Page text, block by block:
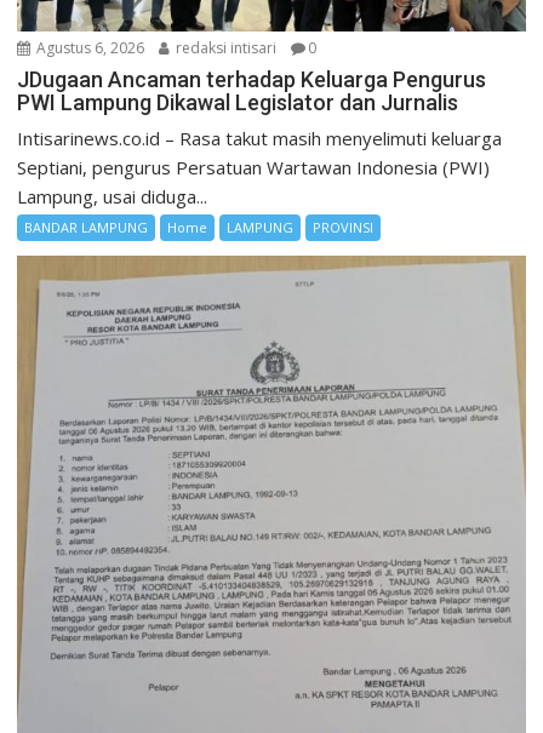
Agustus 6, 2026 redaksi intisari 0
JDugaan Ancaman terhadap Keluarga Pengurus
PWI Lampung Dikawal Legislator dan Jurnalis
Intisarinews.co.id – Rasa takut masih menyelimuti keluarga
Septiani, pengurus Persatuan Wartawan Indonesia (PWI)
Lampung, usai diduga...
BANDAR LAMPUNG Home LAMPUNG PROVINSI